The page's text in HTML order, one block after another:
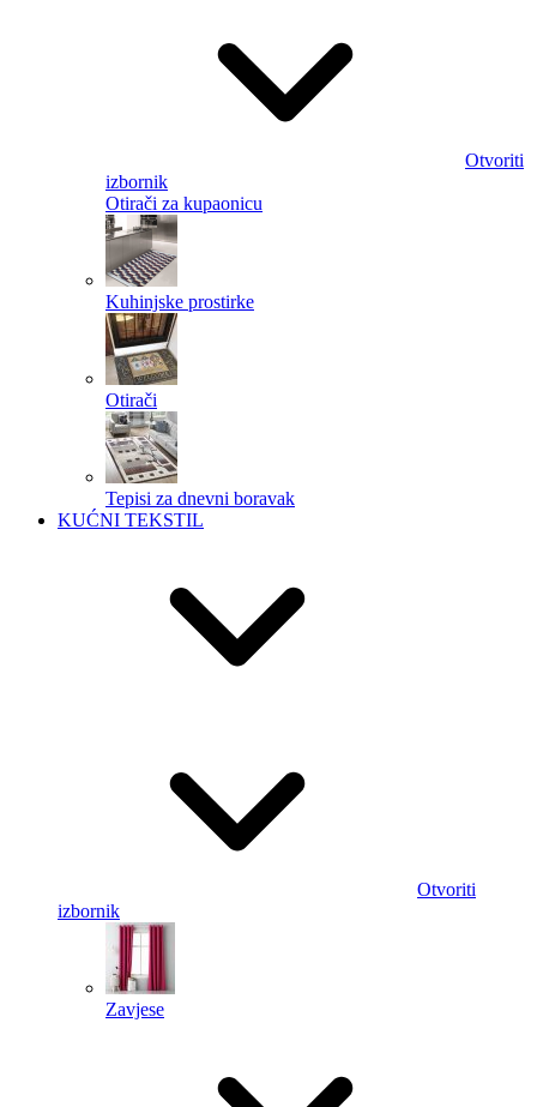
Otvoriti
izbornik
Otirači za kupaonicu
Kuhinjske prostirke
Otirači
Tepisi za dnevni boravak
KUĆNI TEKSTIL
Otvoriti
izbornik
Zavjese